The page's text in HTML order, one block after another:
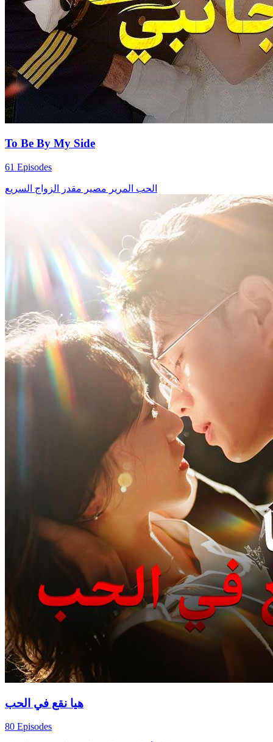
To Be By My Side
61 Episodes
الحب المرير مصير مقدر الزواج السريع
هيا نقع في الحب
80 Episodes